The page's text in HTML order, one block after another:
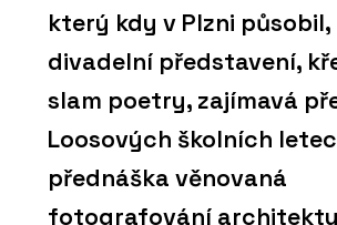
který kdy v Plzni
divadelní představení,
slam poetry, zajímavá
Loosových školních
přednáška věnovaná
fotografování